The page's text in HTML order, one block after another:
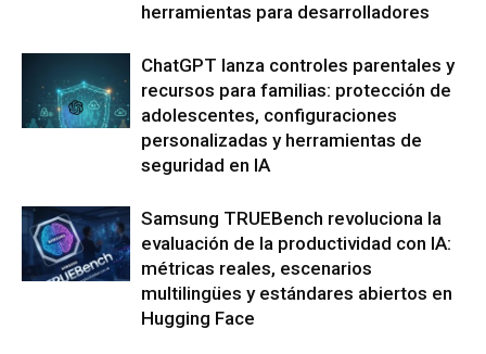
herramientas para desarrolladores
ChatGPT lanza controles parentales y
recursos para familias: protección de
adolescentes, configuraciones
personalizadas y herramientas de
seguridad en IA
Samsung TRUEBench revoluciona la
evaluación de la productividad con IA:
métricas reales, escenarios
multilingües y estándares abiertos en
Hugging Face